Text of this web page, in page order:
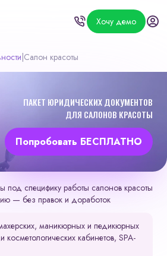
Хочу демо
Салон красоты
ПАКЕТ ЮРИДИЧЕСКИХ ДОКУМЕНТОВ
ДЛЯ САЛОНОВ КРАСОТЫ
под специфику работы салонов красоты
— без правок и доработок
маникюрных и педикюрных
кабинетов, SPA-
Попробовать БЕСПЛАТНО